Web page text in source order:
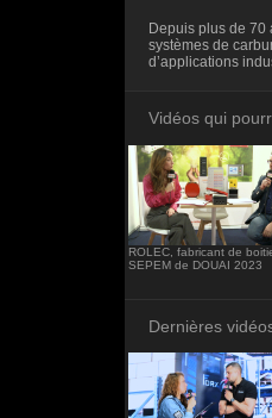
Depuis plus de 70
systèmes de
d’applications
Vidéos qui
ROLEC, fabricant de
SEPEM de DOUAI 2023
Dernières